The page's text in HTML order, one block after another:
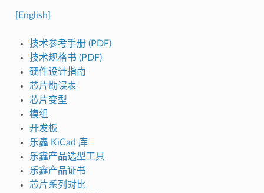
[English]
技术参考手册 (PDF)
技术规格书 (PDF)
硬件设计指南
芯片勘误表
芯片变型
模组
开发板
乐鑫 KiCad 库
乐鑫产品选型工具
乐鑫产品证书
芯片系列对比